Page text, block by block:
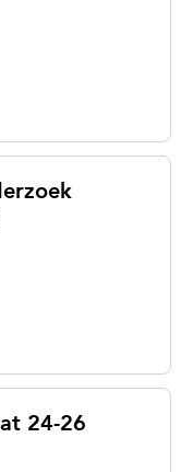
24-26